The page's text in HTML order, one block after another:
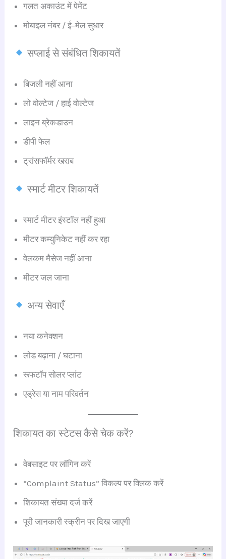
गलत अकाउंट में पेमेंट
मोबाइल नंबर / ई-मेल सुधार
सप्लाई से संबंधित शिकायतें
बिजली नहीं आना
लो वोल्टेज / हाई वोल्टेज
लाइन ब्रेकडाउन
डीपी फेल
ट्रांसफॉर्मर खराब
स्मार्ट मीटर शिकायतें
स्मार्ट मीटर इंस्टॉल नहीं हुआ
मीटर कम्युनिकेट नहीं कर रहा
वेलकम मैसेज नहीं आना
मीटर जल जाना
अन्य सेवाएँ
नया कनेक्शन
लोड बढ़ाना / घटाना
रूफटॉप सोलर प्लांट
एड्रेस या नाम परिवर्तन
शिकायत का स्टेटस कैसे चेक करें?
वेबसाइट पर लॉगिन करें
“Complaint Status” विकल्प पर क्लिक करें
शिकायत संख्या दर्ज करें
पूरी जानकारी स्क्रीन पर दिख जाएगी